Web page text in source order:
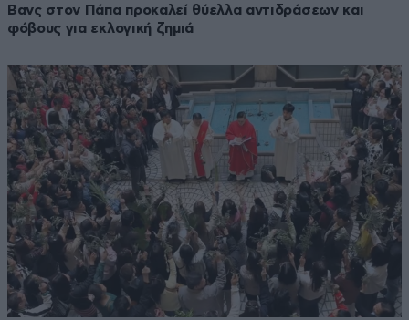
Βανς στον Πάπα προκαλεί θύελλα αντιδράσεων και
φόβους για εκλογική ζημιά